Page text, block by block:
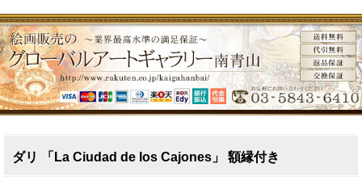
ダリ 「La Ciudad de los Cajones」 額縁付き